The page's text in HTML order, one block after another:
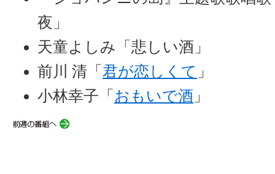
夜」
天童よしみ「悲しい酒」
前川 清「 君が恋しくて 」
小林幸子「 おもいで酒 」